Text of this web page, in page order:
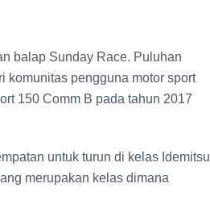
balap Sunday Race. Puluhan
komunitas pengguna motor sport
150 Comm B pada tahun 2017
untuk turun di kelas Idemitsu
merupakan kelas dimana